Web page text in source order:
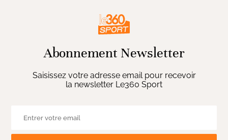
Abonnement Newsletter
Saisissez votre adresse email pour recevoir
la newsletter Le360 Sport